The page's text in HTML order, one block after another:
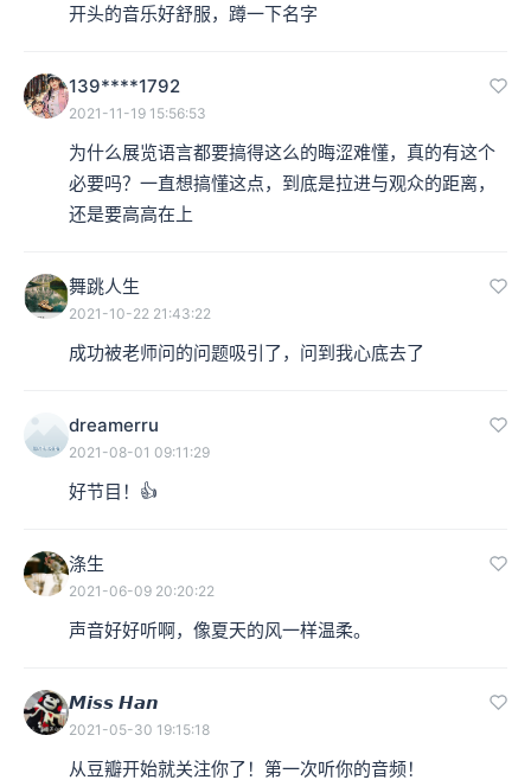
开头的音乐好舒服，蹲一下名字
139****1792
2021-11-19 15:56:53
为什么展览语言都要搞得这么的晦涩难懂，真的有这个
必要吗？一直想搞懂这点，到底是拉进与观众的距离，
还是要高高在上
舞跳人生
2021-10-22 21:43:22
成功被老师问的问题吸引了，问到我心底去了
dreamerru
2021-08-01 09:11:29
好节目！👍
涤生
2021-06-09 20:20:22
声音好好听啊，像夏天的风一样温柔。
𝙈𝙞𝙨𝙨 𝙃𝙖𝙣
2021-05-30 19:15:18
从豆瓣开始就关注你了！第一次听你的音频！